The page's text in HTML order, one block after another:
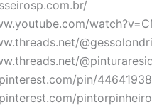
pin/